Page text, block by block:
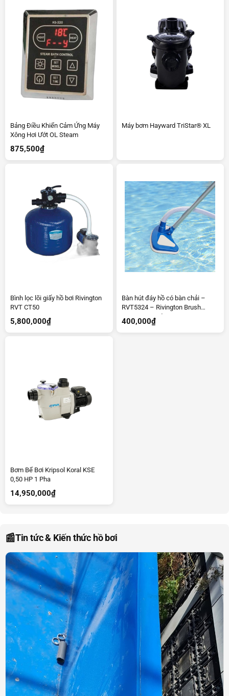
Bảng Điều Khiển Cảm Ứng Máy
Xông Hơi Ướt OL Steam
875,500₫
Máy bơm Hayward TriStar® XL
Bình lọc lõi giấy hồ bơi Rivington
RVT CT50
5,800,000₫
Bàn hút đáy hồ có bàn chải –
RVT5324 – Rivington Brush
Vacuum Head RVT5324
400,000₫
Bơm Bể Bơi Kripsol Koral KSE
0,50 HP 1 Pha
14,950,000₫
📰Tin tức & Kiến thức hồ bơi